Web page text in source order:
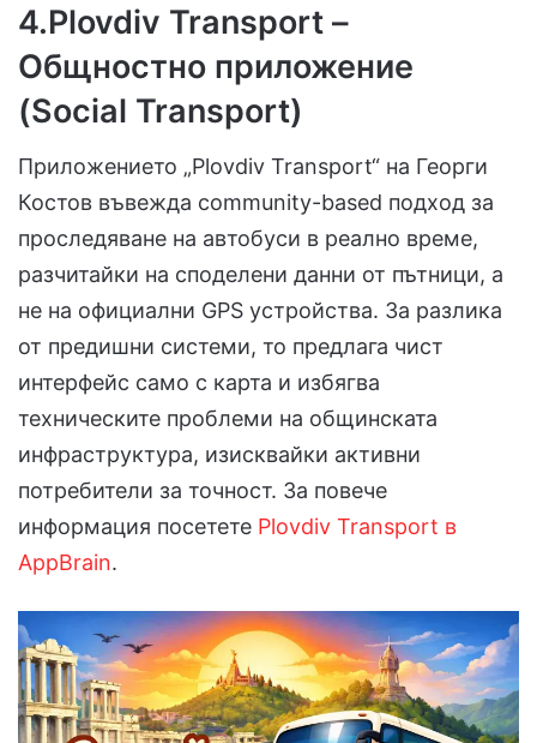
4.Plovdiv Transport –
Общностно приложение
(Social Transport)
Приложението „Plovdiv Transport“ на Георги
Костов въвежда community-based подход за
проследяване на автобуси в реално време,
разчитайки на споделени данни от пътници, а
не на официални GPS устройства. За разлика
от предишни системи, то предлага чист
интерфейс само с карта и избягва
техническите проблеми на общинската
инфраструктура, изисквайки активни
потребители за точност. За повече
информация посетете Plovdiv Transport в
AppBrain.